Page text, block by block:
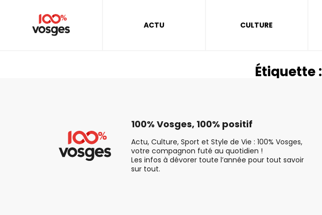
ACTU CULTURE
Étiquette :
100% Vosges, 100% positif
Actu, Culture, Sport et Style de Vie : 100% Vosges,
votre compagnon futé au quotidien !
Les infos à dévorer toute l’année pour tout savoir
sur tout.